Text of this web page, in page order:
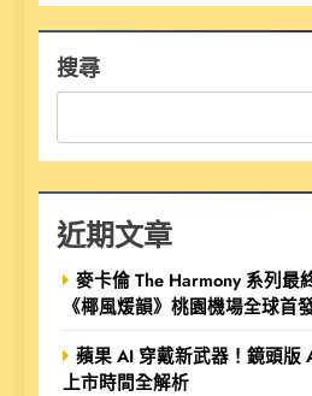
搜尋
近期文章
麥卡倫 The Harmony 系列最
《椰風煖韻》桃園機場全球首
蘋果 AI 穿戴新武器！鏡頭版
上市時間全解析